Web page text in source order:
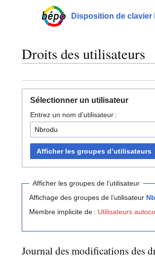
Menu principalDisposition de clavier
Droits des utilisateurs
Sélectionner un utilisateur
Entrez un nom d’utilisateur :
Afficher les groupes d’utilisateurs
Afficher les groupes de l’utilisateur
Affichage des groupes de l’utilisateur
Membre implicite de : Utilisateurs
Journal des modifications des